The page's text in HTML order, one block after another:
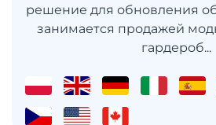
решение для обновления
занимается продажей
гардероб...